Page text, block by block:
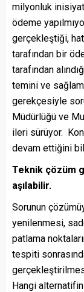
milyonluk
ödeme
gerçekleştiği,
tarafından bir
tarafından
temini ve
gerekçesiyle
Müdürlüğü ve
ileri sürüyor.
devam ettiğini
Teknik çözüm
aşılabilir.
Sorunun
yenilenmesi,
patlama
tespiti
Hangi